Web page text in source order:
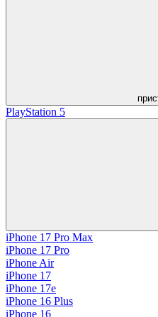
PlayStation 5
iPhone 17 Pro Max
iPhone 17 Pro
iPhone Air
iPhone 17
iPhone 17e
iPhone 16 Plus
iPhone 16